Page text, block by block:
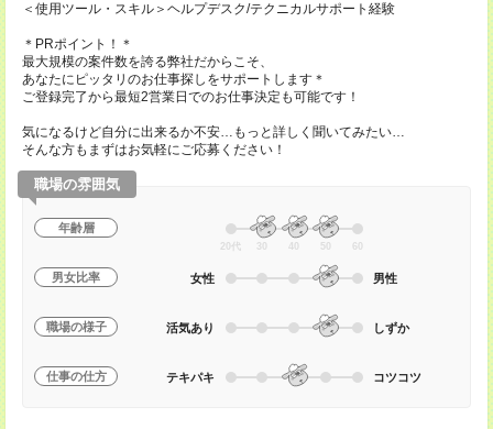
＜使用ツール・スキル＞ヘルプデスク/テクニカルサポート経験
＊PRポイント！＊
最大規模の案件数を誇る弊社だからこそ、
あなたにピッタリのお仕事探しをサポートします＊
ご登録完了から最短2営業日でのお仕事決定も可能です！
気になるけど自分に出来るか不安…もっと詳しく聞いてみたい…
そんな方もまずはお気軽にご応募ください！
職場の雰囲気
年齢層
20代 30 40 50 60
男女比率 女性 男性
職場の様子 活気あり しずか
仕事の仕方 テキパキ コツコツ